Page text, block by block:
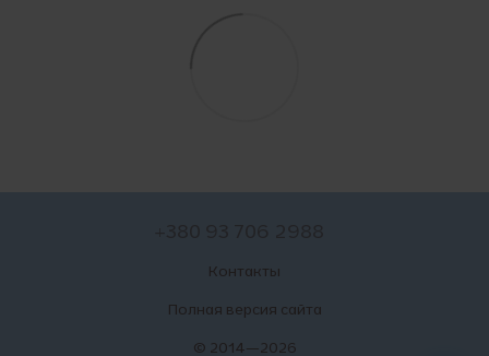
Контакты
Полная версия сайта
© 2014—2026